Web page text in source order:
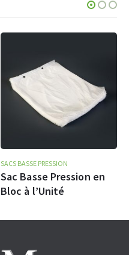
SACS BASSE PRESSION
Sac Basse Pression en
Bloc à l’Unité